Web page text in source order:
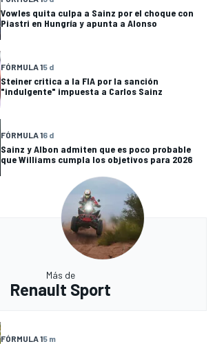
Vowles quita culpa a Sainz por el choque con
Piastri en Hungría y apunta a Alonso
FÓRMULA 15 d
Steiner critica a la FIA por la sanción
"indulgente" impuesta a Carlos Sainz
FÓRMULA 16 d
Sainz y Albon admiten que es poco probable
que Williams cumpla los objetivos para 2026
Más de
Renault Sport
FÓRMULA 15 m